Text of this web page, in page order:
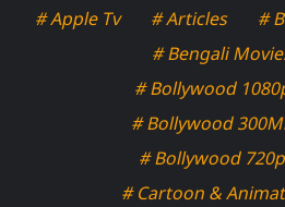
# Apple Tv
# Articles
#
# Bengali
# Bollywood
# Bollywood
# Bollywood
# Cartoon &